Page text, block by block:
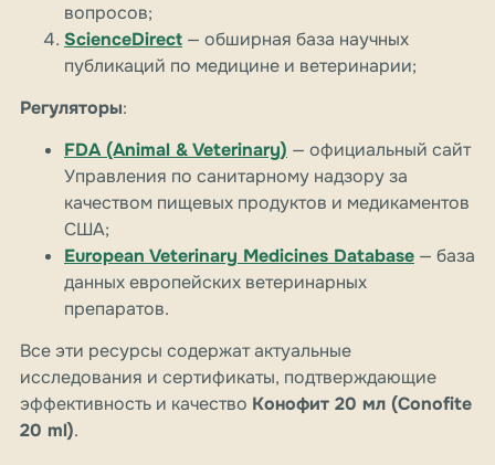
вопросов;
ScienceDirect — обширная база научных
публикаций по медицине и ветеринарии;
Регуляторы:
FDA (Animal & Veterinary) — официальный сайт
Управления по санитарному надзору за
качеством пищевых продуктов и медикаментов
США;
European Veterinary Medicines Database — база
данных европейских ветеринарных
препаратов.
Все эти ресурсы содержат актуальные
исследования и сертификаты, подтверждающие
эффективность и качество Конофит 20 мл (Conofite
20 ml).